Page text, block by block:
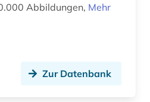
Abbildungen, Mehr
Zur Datenbank